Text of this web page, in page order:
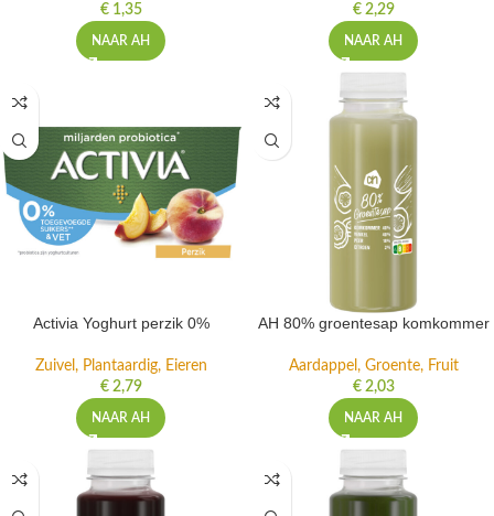
Frisdrank, sappen, koffie, thee
€ 1,35
NAAR AH
Zuivel, Plantaardig, Eieren
€ 2,29
NAAR AH
Zuivel, Plantaardig, Eieren
€ 2,79
NAAR AH
Aardappel, Groente, Fruit
€ 2,03
NAAR AH